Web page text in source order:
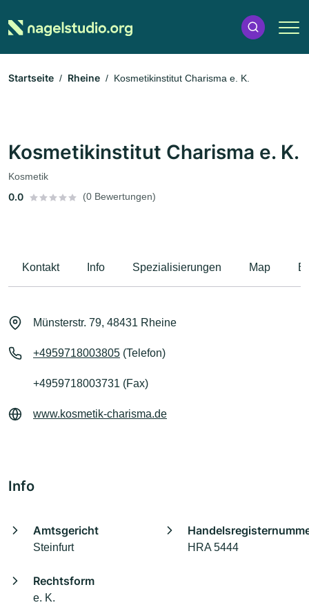
Startseite Rheine Kosmetikinstitut Charisma e. K.
Kosmetikinstitut Charisma e. K.
Kosmetik
0.0 (0 Bewertungen)
Kontakt Info Spezialisierungen Map
Münsterstr. 79, 48431 Rheine
+4959718003805 (Telefon)
+4959718003731 (Fax)
www.kosmetik-charisma.de
Info
Amtsgericht
Steinfurt HRA 5444
Rechtsform
e. K.